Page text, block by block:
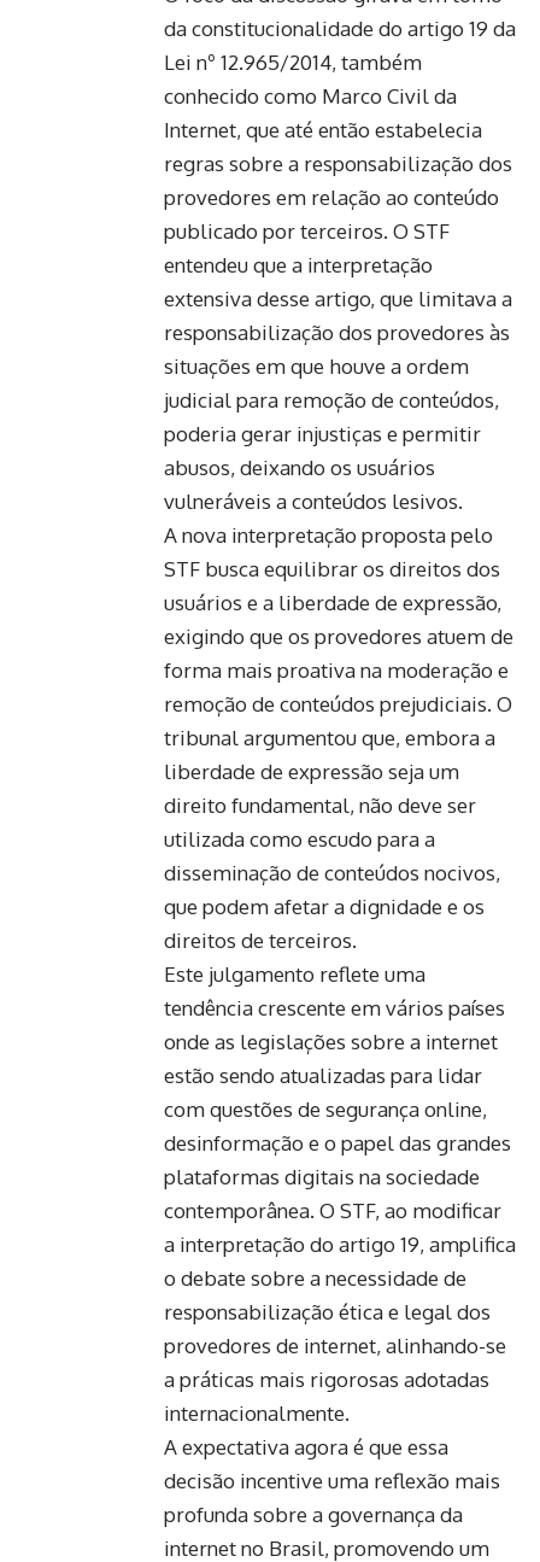
da constitucionalidade do artigo 19 da
Lei nº 12.965/2014, também
conhecido como Marco Civil da
Internet, que até então estabelecia
regras sobre a responsabilização dos
provedores em relação ao conteúdo
publicado por terceiros. O STF
entendeu que a interpretação
extensiva desse artigo, que limitava a
responsabilização dos provedores às
situações em que houve a ordem
judicial para remoção de conteúdos,
poderia gerar injustiças e permitir
abusos, deixando os usuários
vulneráveis a conteúdos lesivos.
A nova interpretação proposta pelo
STF busca equilibrar os direitos dos
usuários e a liberdade de expressão,
exigindo que os provedores atuem de
forma mais proativa na moderação e
remoção de conteúdos prejudiciais. O
tribunal argumentou que, embora a
liberdade de expressão seja um
direito fundamental, não deve ser
utilizada como escudo para a
disseminação de conteúdos nocivos,
que podem afetar a dignidade e os
direitos de terceiros.
Este julgamento reflete uma
tendência crescente em vários países
onde as legislações sobre a internet
estão sendo atualizadas para lidar
com questões de segurança online,
desinformação e o papel das grandes
plataformas digitais na sociedade
contemporânea. O STF, ao modificar
a interpretação do artigo 19, amplifica
o debate sobre a necessidade de
responsabilização ética e legal dos
provedores de internet, alinhando-se
a práticas mais rigorosas adotadas
internacionalmente.
A expectativa agora é que essa
decisão incentive uma reflexão mais
profunda sobre a governança da
internet no Brasil, promovendo um